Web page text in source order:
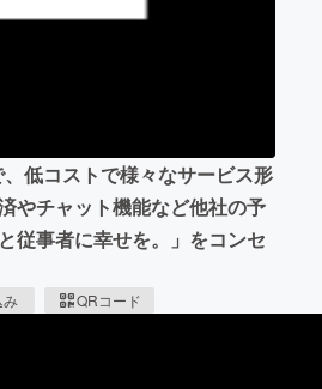
ふるさと納税
低コストで様々なサービス形
やチャット機能など他社の予
従事者に幸せを。」をコンセ
QRコード